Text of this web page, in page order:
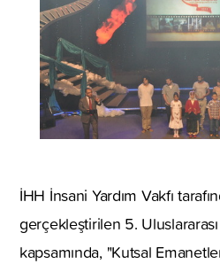
İHH İnsani Yardım Vakfı
gerçekleştirilen 5.
kapsamında, "Kutsal